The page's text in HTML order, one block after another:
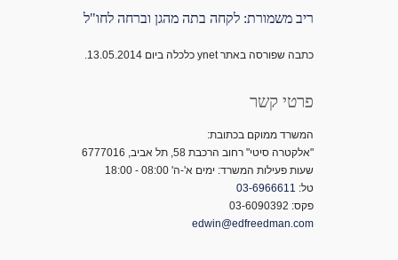
ריב משמורת: לקחה בתה מהגן וברחה לחו"ל
כתבה שפורסה באתר ynet כלכלה ביום 13.05.2014.
פרטי קשר
המשרד ממוקם בכתובת:
"אלקטרה סיטי" רחוב הרכבת 58, תל אביב, 6777016
שעות פעילות המשרד: ימים א'-ה' 08:00 - 18:00
טל: 03-6966611
פקס: 03-6090392
edwin@edfreedman.com